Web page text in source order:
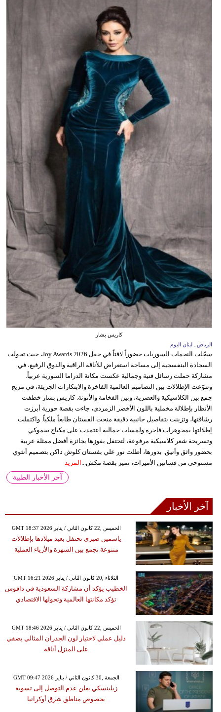
كاريس بشار
الرياض ـ لبنان اليوم
سجّلت النجمات السوريات حضوراً لافتاً في حفل Joy Awards 2026، حيث تحولت
السجادة البنفسجية إلى مساحة استعراض للأناقة الراقية والذوق الرفيع، في
مشاركة حملت رسائل فنية وجمالية عكست مكانة الدراما السورية عربياً.
وتنوّعت الإطلالات بين التصاميم العالمية الفاخرة والابتكارات الجريئة، في مزيج
جمع بين الكلاسيكية والعصرية، وبين الفخامة والأنوثة. كاريس بشار خطفت
الأنظار بإطلالة مخملية باللون الأخضر الزمردي، جاءت بقصة حورية أبرزت
رشاقتها، وتزينت بتفاصيل جانبية دقيقة منحت الفستان طابعاً ملكياً. واكتملت
إطلالتها بمجوهرات فاخرة ولمسات جمالية اعتمدت على مكياج سموكي
وتسريحة شعر كلاسيكية مرفوعة، لتحتفل بفوزها بجائزة أفضل ممثلة عربية
بحضور واثق وأنيق. بدورها، أطلت نور علي بفستان كلوش داكن بتصميم أنثوي
مستوحى من فساتين الأميرات، تميز بقصة مكش... المزيد
آخر الأخبار الطبية
آخر الأخبار
GMT 18:37 2026 الخميس ,22 كانون الثاني / يناير
ياسمين صبري تحتفل بعيد ميلادها بإطلالات
متنوعة تجمع بين السهرة والأزياء العملية
GMT 16:21 2026 الثلاثاء ,20 كانون الثاني / يناير
الخطيب يؤكد أن مشاركة السعودية في دافوس
تؤكد مكانتها العالمية وتحولها الاقتصادي
GMT 18:46 2026 الخميس ,22 كانون الثاني / يناير
دليل عملي لاختيار لون الجدران المثالي يضفي
على المنزل أناقة
GMT 09:47 2026 الجمعة ,30 كانون الثاني / يناير
زيلينسكي يعلن عدم التوصل إلى تسوية
بخصوص مناطق شرق أوكرانيا